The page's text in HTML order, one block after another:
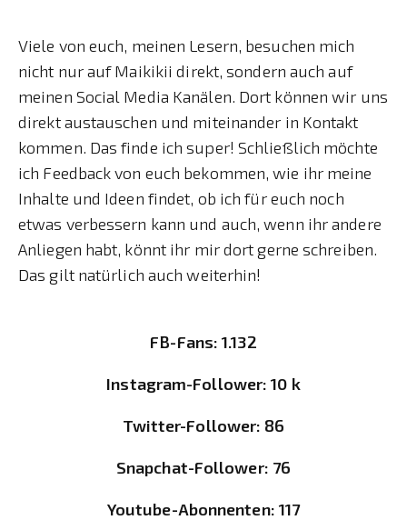
Viele von euch, meinen Lesern, besuchen mich
nicht nur auf Maikikii direkt, sondern auch auf
meinen Social Media Kanälen. Dort können wir uns
direkt austauschen und miteinander in Kontakt
kommen. Das finde ich super! Schließlich möchte
ich Feedback von euch bekommen, wie ihr meine
Inhalte und Ideen findet, ob ich für euch noch
etwas verbessern kann und auch, wenn ihr andere
Anliegen habt, könnt ihr mir dort gerne schreiben.
Das gilt natürlich auch weiterhin!
FB-Fans: 1.132
Instagram-Follower: 10 k
Twitter-Follower: 86
Snapchat-Follower: 76
Youtube-Abonnenten: 117